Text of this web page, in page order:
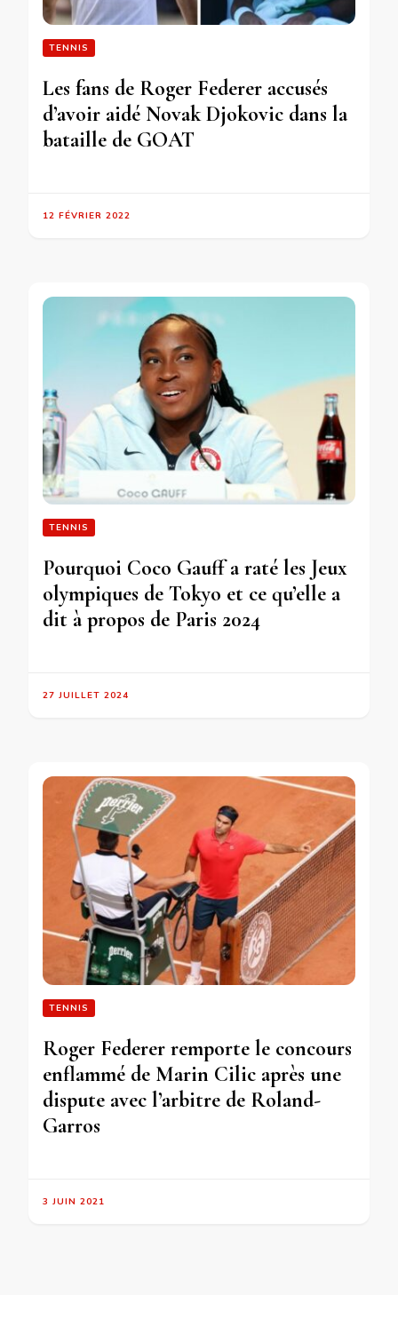
TENNIS
Les fans de Roger Federer accusés
d’avoir aidé Novak Djokovic dans la
bataille de GOAT
12 FÉVRIER 2022
TENNIS
Pourquoi Coco Gauff a raté les Jeux
olympiques de Tokyo et ce qu’elle a
dit à propos de Paris 2024
27 JUILLET 2024
TENNIS
Roger Federer remporte le concours
enflammé de Marin Cilic après une
dispute avec l’arbitre de Roland-
Garros
3 JUIN 2021